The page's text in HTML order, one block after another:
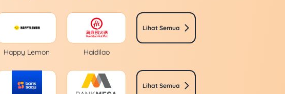
Happy Lemon Haidilao
Lihat Semua
Lihat Semua